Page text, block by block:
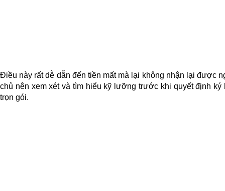
Điều này rất dễ dẫn đến tiền mất mà lại không nhận lại được
chủ nên xem xét và tìm hiểu kỹ lưỡng trước khi quyết định
trọn gói.